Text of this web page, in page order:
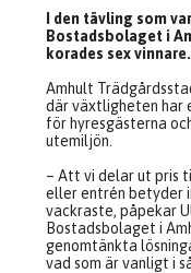
I den tävling som
Bostadsbolaget i
korades sex vinnare.
Amhult
där växtligheten har
för hyresgästerna
utemiljön.
– Att vi delar ut pris
eller entrén betyder
vackraste, påpekar
Bostadsbolaget i
genomtänkta
vad som är vanligt i